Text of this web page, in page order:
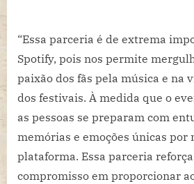
“Essa parceria é de extrema
Spotify, pois nos permite
paixão dos fãs pela música e na
dos festivais. À medida que o
as pessoas se preparam com
memórias e emoções únicas por
plataforma. Essa parceria
compromisso em proporcionar